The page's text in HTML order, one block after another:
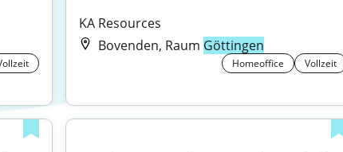
KA Resources
Bovenden, Raum Göttingen
Homeoffice Vollzeit